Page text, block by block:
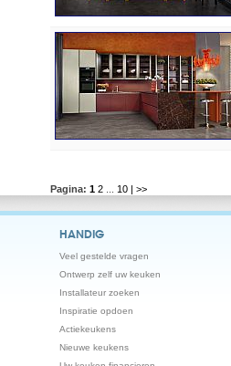
Pagina: 1 2 10 | >>
HANDIG
Veel gestelde vragen
Ontwerp zelf uw keuken
Installateur zoeken
Inspiratie opdoen
Actiekeukens
Nieuwe keukens